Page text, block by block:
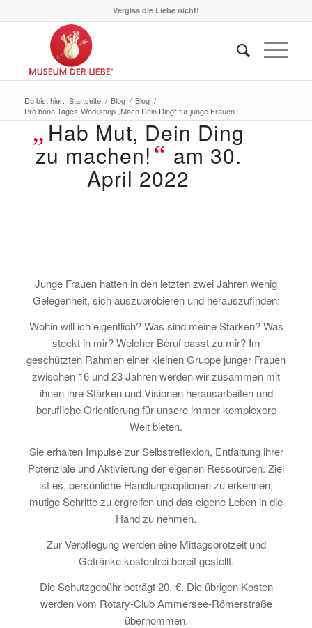
Vergiss die Liebe nicht!
Du bist hier: Startseite / Blog / Blog /
Pro bono Tages-Workshop „Mach Dein Ding“ für junge Frauen ...
„ Hab Mut, Dein Ding
zu machen!“ am 30.
April 2022
Junge Frauen hatten in den letzten zwei Jahren wenig
Gelegenheit, sich auszuprobieren und herauszufinden:
Wohin will ich eigentlich? Was sind meine Stärken? Was
steckt in mir? Welcher Beruf passt zu mir? Im
geschützten Rahmen einer kleinen Gruppe junger Frauen
zwischen 16 und 23 Jahren werden wir zusammen mit
ihnen ihre Stärken und Visionen herausarbeiten und
berufliche Orientierung für unsere immer komplexere
Welt bieten.
Sie erhalten Impulse zur Selbstreflexion, Entfaltung ihrer
Potenziale und Aktivierung der eigenen Ressourcen. Ziel
ist es, persönliche Handlungsoptionen zu erkennen,
mutige Schritte zu ergreifen und das eigene Leben in die
Hand zu nehmen.
Zur Verpflegung werden eine Mittagsbrotzeit und
Getränke kostenfrei bereit gestellt.
Die Schutzgebühr beträgt 20,-€. Die übrigen Kosten
werden vom Rotary-Club Ammersee-Römerstraße
übernommen.